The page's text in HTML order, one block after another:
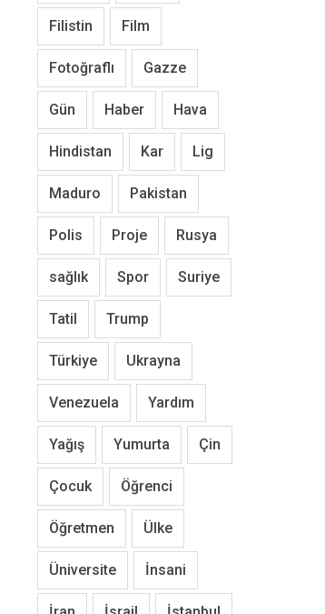
Filistin Film
Fotoğraflı Gazze
Gün Haber Hava
Hindistan Kar Lig
Maduro Pakistan
Polis Proje Rusya
sağlık Spor Suriye
Tatil Trump
Türkiye Ukrayna
Venezuela Yardım
Yağış Yumurta Çin
Çocuk Öğrenci
Öğretmen Ülke
Üniversite İnsani